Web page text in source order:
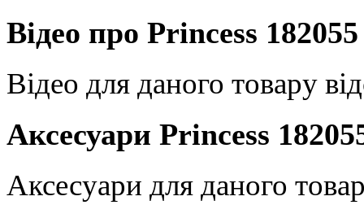
Відео про Princess
Відео для даного товару
Аксесуари Princess
Аксесуари для даного